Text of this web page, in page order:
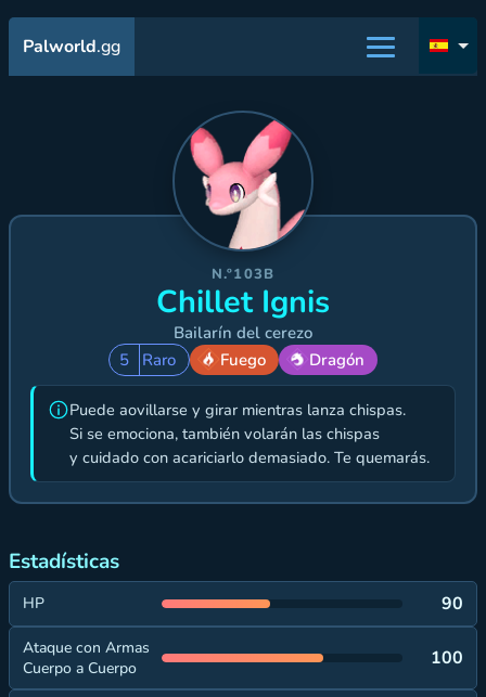
Palworld.gg
N.º103B
Chillet Ignis
Bailarín del cerezo
5
Raro Fuego Dragón
Puede aovillarse y girar mientras lanza chispas.
Si se emociona, también volarán las chispas
y cuidado con acariciarlo demasiado. Te quemarás.
Estadísticas
HP 90
Ataque con Armas
Cuerpo a Cuerpo
100